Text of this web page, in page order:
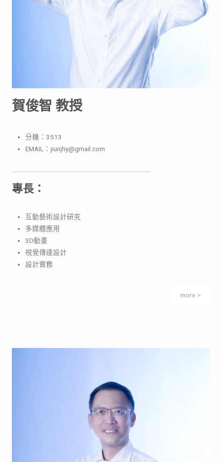
賀俊智 教授
分機：3513
EMAIL：jiunjhy@gmail.com
專長：
互動藝術設計研究
多媒體應用
3D動畫
視覺傳達設計
設計實務
more >